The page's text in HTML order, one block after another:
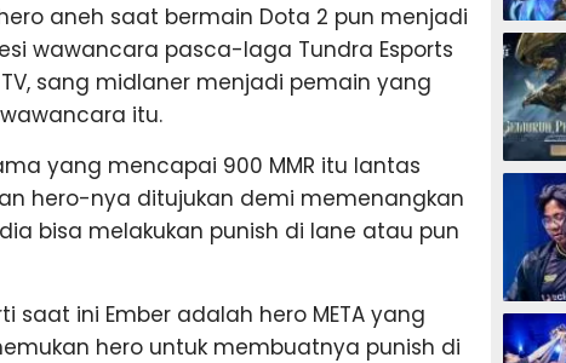
aneh saat bermain Dota 2 pun menjadi
wawancara pasca-laga Tundra Esports
TV, sang midlaner menjadi pemain yang
itu.
yang mencapai 900 MMR itu lantas
hero-nya ditujukan demi memenangkan
bisa melakukan punish di lane atau pun
saat ini Ember adalah hero META yang
hero untuk membuatnya punish di
ESPORTS
ESPORTS
ESPORTS